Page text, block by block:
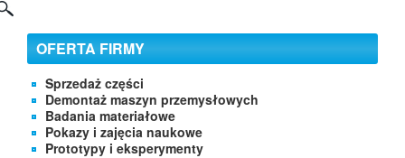
Kontakt
OFERTA FIRMY
Sprzedaż części
Demontaż maszyn przemysłowych
Badania materiałowe
Pokazy i zajęcia naukowe
Prototypy i eksperymenty